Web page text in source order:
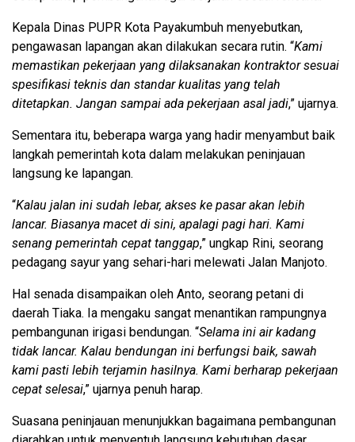
Kepala Dinas PUPR Kota Payakumbuh menyebutkan,
pengawasan lapangan akan dilakukan secara rutin. “Kami
memastikan pekerjaan yang dilaksanakan kontraktor sesuai
spesifikasi teknis dan standar kualitas yang telah
ditetapkan. Jangan sampai ada pekerjaan asal jadi,” ujarnya.
Sementara itu, beberapa warga yang hadir menyambut baik
langkah pemerintah kota dalam melakukan peninjauan
langsung ke lapangan.
“Kalau jalan ini sudah lebar, akses ke pasar akan lebih
lancar. Biasanya macet di sini, apalagi pagi hari. Kami
senang pemerintah cepat tanggap,” ungkap Rini, seorang
pedagang sayur yang sehari-hari melewati Jalan Manjoto.
Hal senada disampaikan oleh Anto, seorang petani di
daerah Tiaka. Ia mengaku sangat menantikan rampungnya
pembangunan irigasi bendungan. “Selama ini air kadang
tidak lancar. Kalau bendungan ini berfungsi baik, sawah
kami pasti lebih terjamin hasilnya. Kami berharap pekerjaan
cepat selesai,” ujarnya penuh harap.
Suasana peninjauan menunjukkan bagaimana pembangunan